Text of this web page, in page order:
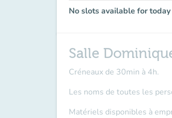
No slots available for today
Salle
Créneaux de 30min à 4h.
Les noms de toutes les
Matériels disponibles à